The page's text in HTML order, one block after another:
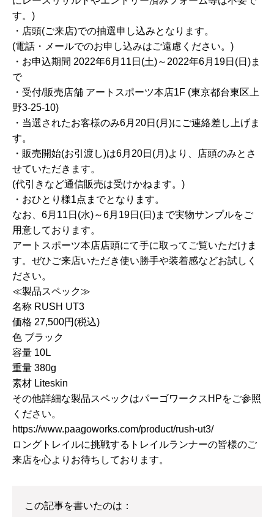
す。)
・店頭(ご来店)での抽選申し込みとなります。
(電話・メールでのお申し込みはご遠慮ください。)
・お申込期間 2022年6月11日(土)～2022年6月19日(日)ま
で
・受付/販売店舗 アートスポーツ本店1F (東京都台東区上
野3-25-10)
・当選されたお客様のみ6月20日(月)にご連絡差し上げま
す。
・販売開始(お引渡し)は6月20日(月)より、店頭のみとさ
せていただきます。
(代引きなど通信販売は受けかねます。)
・おひとり様1点までとなります。
なお、6月11日(水)～6月19日(日)まで実物サンプルをご
用意しております。
アートスポーツ本店店頭にて手に取ってご覧いただけま
す。ぜひご来店いただき使い勝手や装着感などお試しく
ださい。
≪製品スペック≫
名称 RUSH UT3
価格 27,500円(税込)
色 ブラック
容量 10Ⅼ
重量 380g
素材 Liteskin
その他詳細な製品スペックはパーゴワークスHPをご参照
ください。
https://www.paagoworks.com/product/rush-ut3/
ロングトレイルに挑戦するトレイルランナーの皆様のご
来店を心よりお待ちしております。
この記事を書いたのは：